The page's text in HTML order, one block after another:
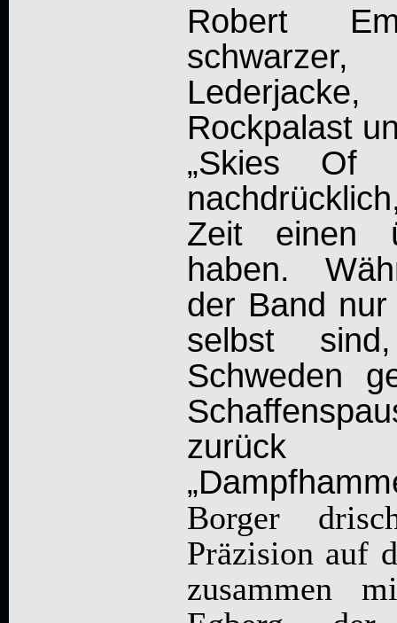
Robert
schwarzer,
Rockpalast
„Skies Of
Zeit einen
haben.
der Band
selbst
Schweden
zurück
Borger
Präzision auf
zusammen